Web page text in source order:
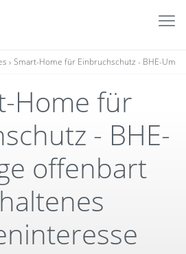
Smart-Home für Einbruchschutz - BHE-
Home für
- BHE-
offenbart